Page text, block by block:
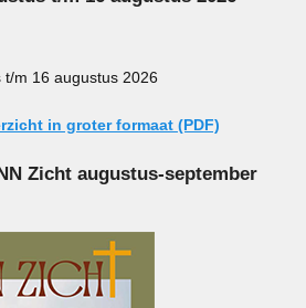
m 16 augustus 2026
in groter formaat (PDF)
Zicht augustus-september